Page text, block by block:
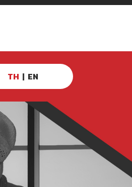
TH | EN